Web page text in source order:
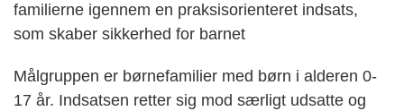
familierne igennem en praksisorienteret indsats,
som skaber sikkerhed for barnet
Målgruppen er børnefamilier med børn i alderen 0-
17 år. Indsatsen retter sig mod særligt udsatte og